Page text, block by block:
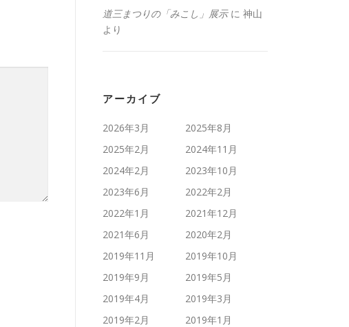
道三まつりの「みこし」展示に 神山
より
アーカイブ
2026年3月
2025年8月
2025年2月
2024年11月
2024年2月
2023年10月
2023年6月
2022年2月
2022年1月
2021年12月
2021年6月
2020年2月
2019年11月
2019年10月
2019年9月
2019年5月
2019年4月
2019年3月
2019年2月
2019年1月